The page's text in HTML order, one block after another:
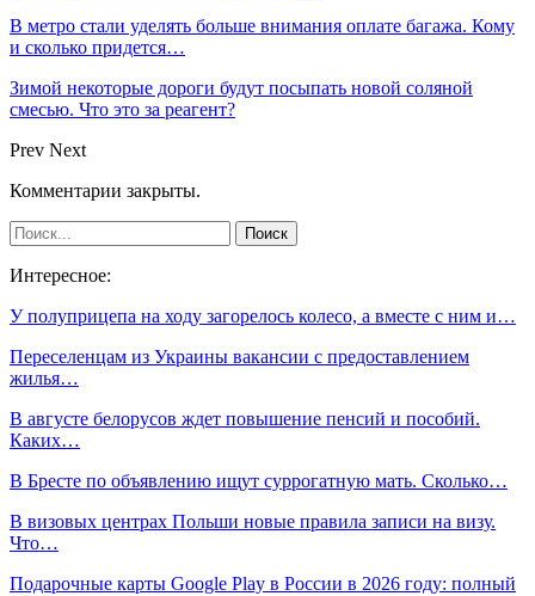
В метро стали уделять больше внимания оплате багажа. Кому
и сколько придется…
Зимой некоторые дороги будут посыпать новой соляной
смесью. Что это за реагент?
Prev Next
Комментарии закрыты.
Интересное:
У полуприцепа на ходу загорелось колесо, а вместе с ним и…
Переселенцам из Украины вакансии с предоставлением
жилья…
В августе белорусов ждет повышение пенсий и пособий.
Каких…
В Бресте по объявлению ищут суррогатную мать. Сколько…
В визовых центрах Польши новые правила записи на визу.
Что…
Подарочные карты Google Play в России в 2026 году: полный